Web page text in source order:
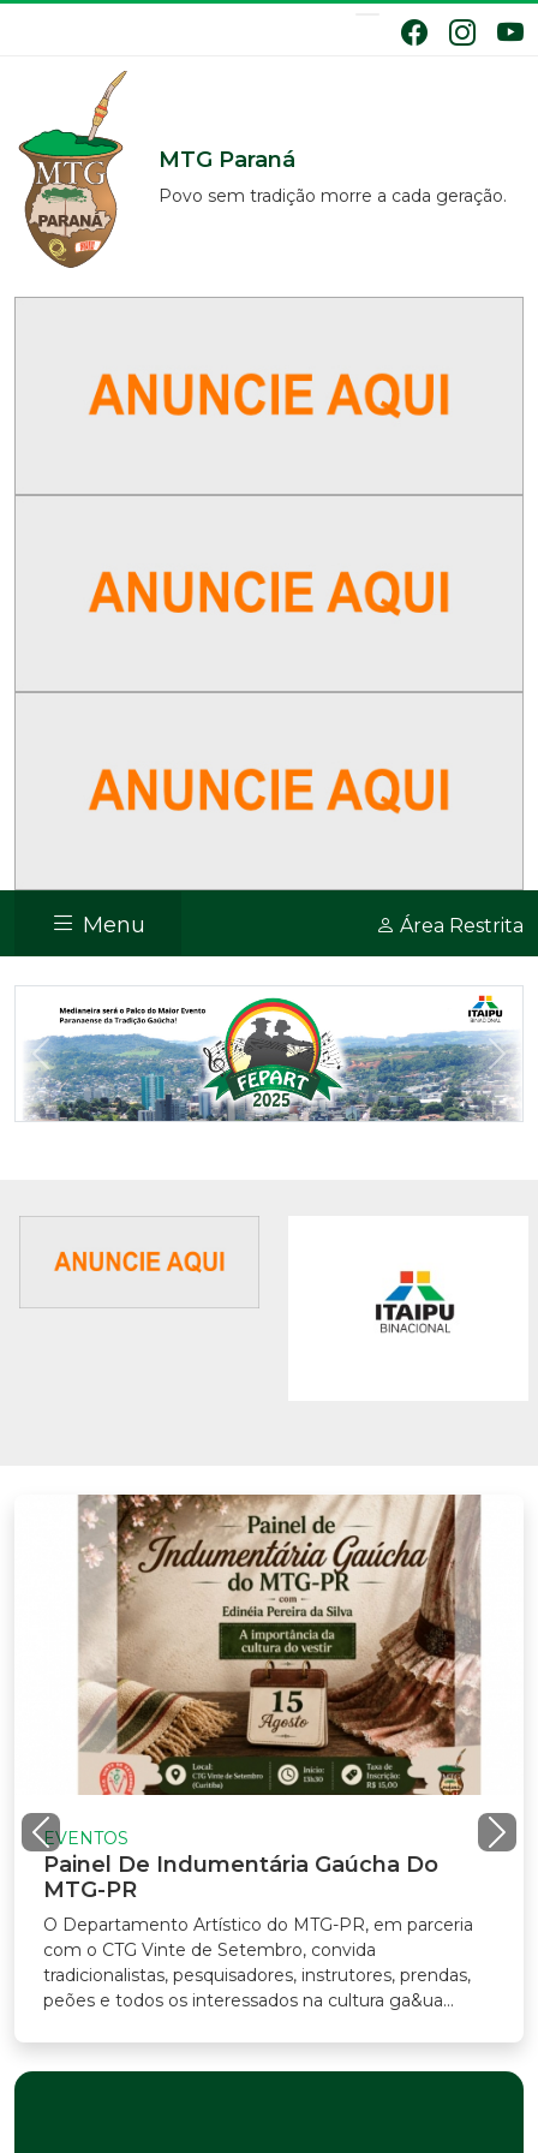
MTG Paraná
Povo sem tradição morre a cada geração.
Menu Área Restrita
Previous
De Indumentária Gaúcha Do
PR
Artístico do MTG-PR, em parceria
o CTG Vinte de Setembro, convida
pesquisadores, instrutores, prendas,
e todos os interessados na cultura ga&ua...